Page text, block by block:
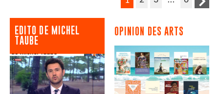
EDITO DE MICHEL
TAUBE
OPINION DES ARTS